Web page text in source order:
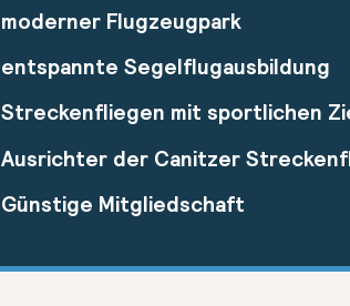
moderner Flugzeugpark
entspannte Segelflugausbildung
Streckenfliegen mit sportlichen
Ausrichter der Canitzer
Günstige Mitgliedschaft